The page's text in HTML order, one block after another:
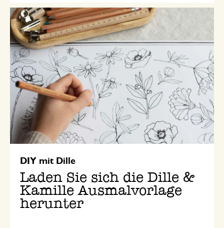
DIY mit Dille
Laden Sie sich die Dille &
Kamille Ausmalvorlage
herunter